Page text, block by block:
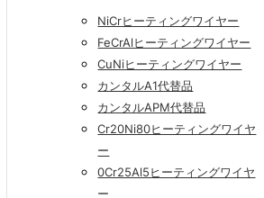
NiCrヒーティングワイヤー
FeCrAlヒーティングワイヤー
CuNiヒーティングワイヤー
カンタルA1代替品
カンタルAPM代替品
Cr20Ni80ヒーティングワイヤ
ー
0Cr25Al5ヒーティングワイヤ
ー